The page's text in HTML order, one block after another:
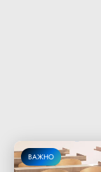
ВАЖНО